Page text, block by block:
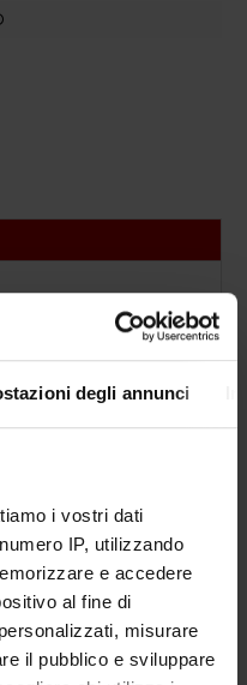
degli annunci
i vostri dati
IP, utilizzando
e accedere
al fine di
misurare
il pubblico e sviluppare
cancer therapy.
and bedside.
cancers secrete
for the molecular
chemoresistance by